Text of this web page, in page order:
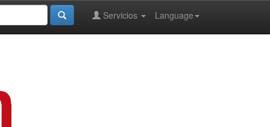
Language
Servicios